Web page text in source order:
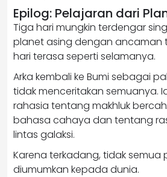
Epilog: Pelajaran dari
Tiga hari mungkin terdengar
planet asing dengan ancaman
hari terasa seperti selamanya.
Arka kembali ke Bumi sebagai
tidak menceritakan semuanya.
rahasia tentang makhluk
bahasa cahaya dan tentang
lintas galaksi.
Karena terkadang, tidak semua
diumumkan kepada dunia.